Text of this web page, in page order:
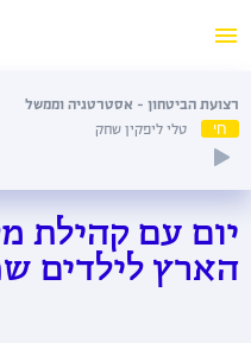
רצועת הביטחון - אסטרטגיה וממשל
חי טלי ליפקין שחק
יום עם קהילת
הארץ לילדים